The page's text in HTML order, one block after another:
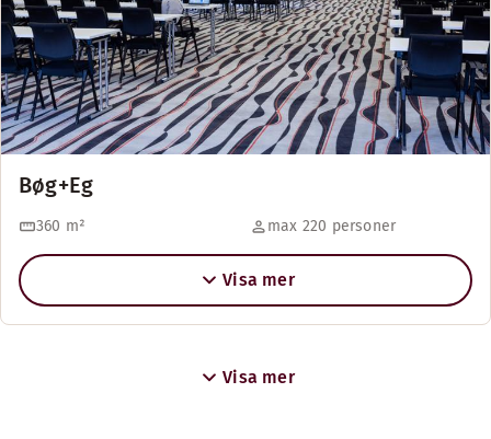
Bøg+Eg
360 m² max 220 personer
Visa mer
Visa mer